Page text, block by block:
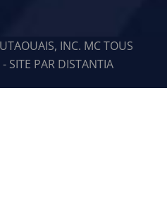
INC. MC TOUS
SITE PAR DISTANTIA